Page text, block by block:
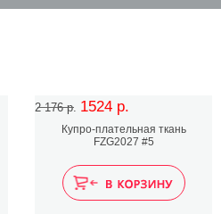
2 176 р. 1524 р.
Купро-плательная ткань
FZG2027 #5